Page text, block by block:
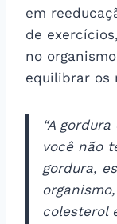
em
de
no
equilibrar os
“A
você não
gordura,
colesterol